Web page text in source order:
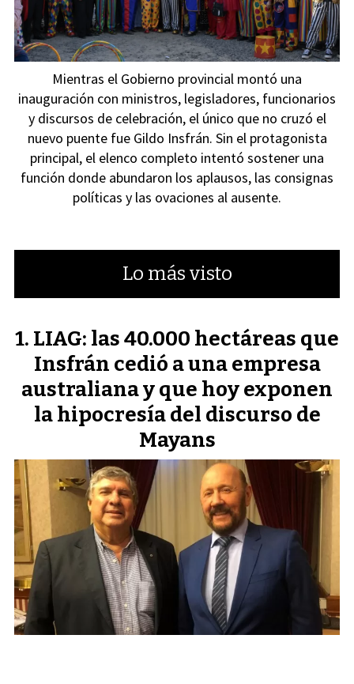
Mientras el Gobierno provincial montó una
inauguración con ministros, legisladores, funcionarios
y discursos de celebración, el único que no cruzó el
nuevo puente fue Gildo Insfrán. Sin el protagonista
principal, el elenco completo intentó sostener una
función donde abundaron los aplausos, las consignas
políticas y las ovaciones al ausente.
Lo más visto
LIAG: las 40.000 hectáreas que
Insfrán cedió a una empresa
australiana y que hoy exponen
la hipocresía del discurso de
Mayans